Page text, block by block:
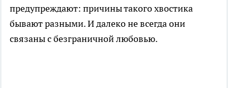
предупреждают: причины такого хвостика
бывают разными. И далеко не всегда они
связаны с безграничной любовью.